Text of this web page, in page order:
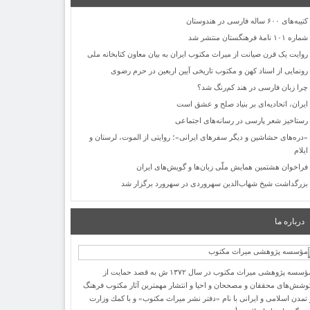
کتیبه‌های ۶۰۰ ساله فارسی در هندوستان
شماره ۱۰۱ نامۀ فرهنگستان منتشر شد
روایت یک قرن صیانت از میراث مکتوب ایران به بیان معاون کتابخانه ملی
رونمایی از اسناد کهن و مکتوب تاریخی آیین اربعین در حرم رضوی
چرا زبان فارسی در هند کم‌رنگ شد؟
ایران، اتحادیه‌ای بر بنیاد صلح و عشق است
رستاخیز شعر پارسی در رسانه‌های اجتماعی
«دره‌های حشاشین و دیگر سفرهای ایرانی»؛ روایتی از الموت، لرستان و
ایلام
فراخوان هشتمین همایش ملّی زبان‌ها و گویش‌های ایران
بزرگداشت شیخ شهاب‌الدین سهروردی در سهرورد برگزار شد
درباره ما
مؤسسه پژوهشی میراث مكتوب در سال ۱۳۷۲ ش به قصد حمایت از
محققان و مصححان و احیا و انتشار مهمترین آثار مكتوب فرهنگ
تمدن اسلامی و ایرانی با نام «دفتر نشر میراث مكتوب» و با كمك وزارت